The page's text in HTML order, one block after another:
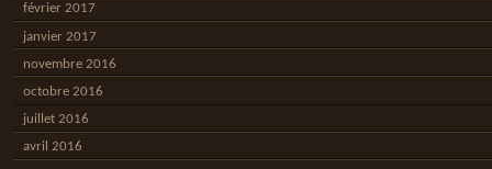
février 2017
janvier 2017
novembre 2016
octobre 2016
juillet 2016
avril 2016